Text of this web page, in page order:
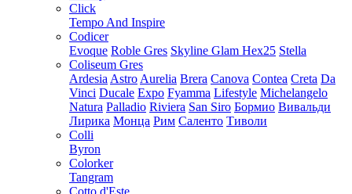
Click
Tempo And Inspire
Codicer
Evoque Roble Gres Skyline Glam Hex25 Stella
Coliseum Gres
Ardesia Astro Aurelia Brera Canova Contea Creta Da
Vinci Ducale Expo Fyamma Lifestyle Michelangelo
Natura Palladio Riviera San Siro Бормио Вивальди
Лирика Монца Рим Саленто Тиволи
Colli
Byron
Colorker
Tangram